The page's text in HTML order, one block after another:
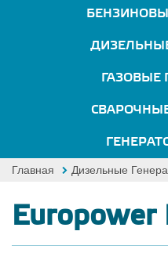
ГАЗОВЫЕ
Главная Дизельные
Europower